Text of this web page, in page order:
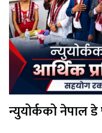
न्युयोर्कको नेपाल